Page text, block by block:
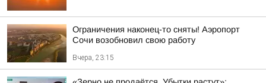
Ограничения наконец-то сняты! Аэропорт
Сочи возобновил свою работу
Вчера, 23:15